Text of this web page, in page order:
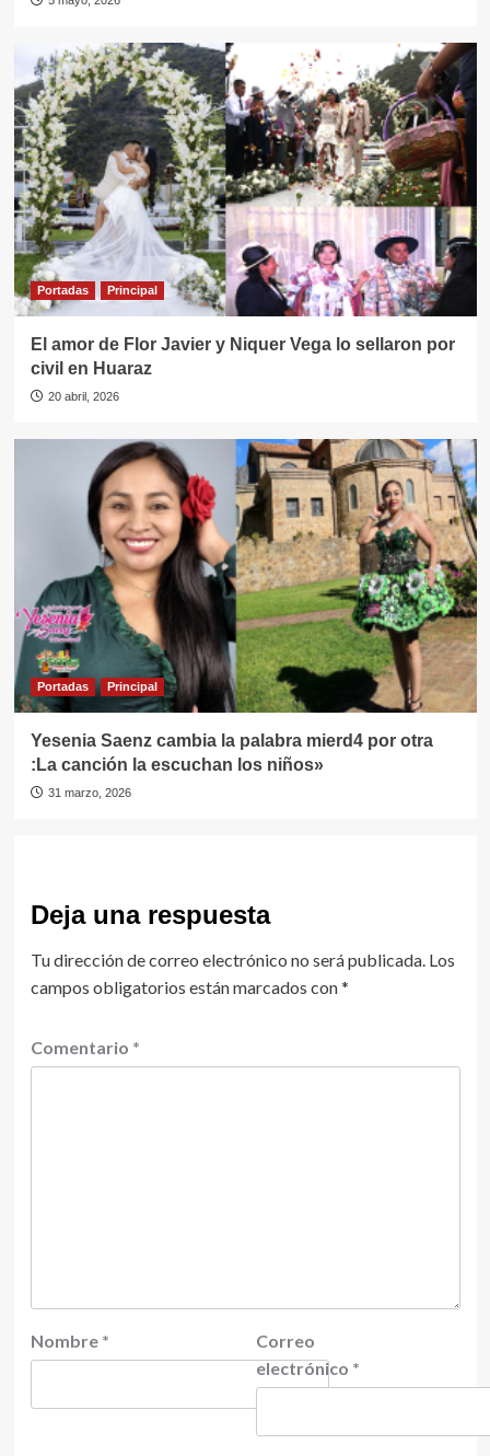
Portadas Principal
El amor de Flor Javier y Niquer Vega lo sellaron por
civil en Huaraz
20 abril, 2026
Portadas Principal
Yesenia Saenz cambia la palabra mierd4 por otra
:La canción la escuchan los niños»
31 marzo, 2026
Deja una respuesta
Tu dirección de correo electrónico no será publicada. Los
campos obligatorios están marcados con*
Comentario *
Nombre *
Correo
electrónico *